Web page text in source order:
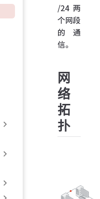
/24 两
个网段
的通
信。
网
络
拓
扑